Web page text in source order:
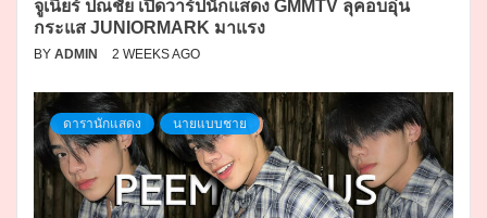
จูเนียร์ ปณชัย เปิดวาร์ปนักแสดง GMMTV ลุคอบอุ่น
กระแส JUNIORMARK มาแรง
BY ADMIN 2 WEEKS AGO
ดารานักแสดง นายแบบชาย